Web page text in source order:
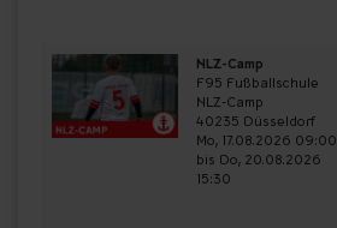
NLZ-Camp
F95 Fußballschule
NLZ-Camp
40235 Düsseldorf
Mo, 17.08.2026 09:00
bis Do, 20.08.2026
15:30